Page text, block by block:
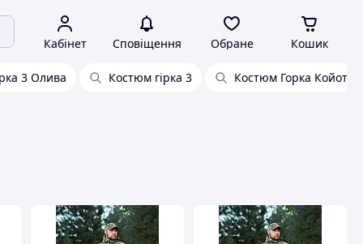
Кабінет Сповіщення Обране Кошик
3 Олива Костюм гірка 3 Костюм Горка Койот